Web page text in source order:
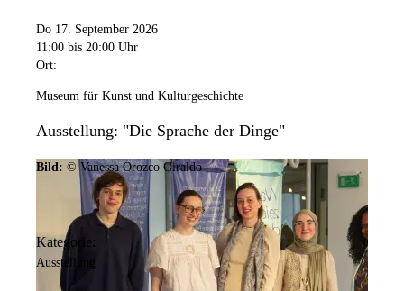
Do 17. September 2026
11:00 bis 20:00 Uhr
Ort:
Museum für Kunst und Kulturgeschichte
Ausstellung: "Die Sprache der Dinge"
Bild: © Vanessa Orozco Giraldo
Kategorie:
Ausstellung